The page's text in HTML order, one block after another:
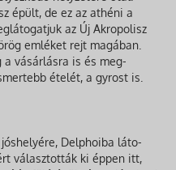
épült, de ez az athéni a
az Új Akropolisz
emléket rejt magá­ban.
a vásárlásra is és meg­
ételét, a gyrost is.
Delphoiba láto­
választották ki éppen itt,